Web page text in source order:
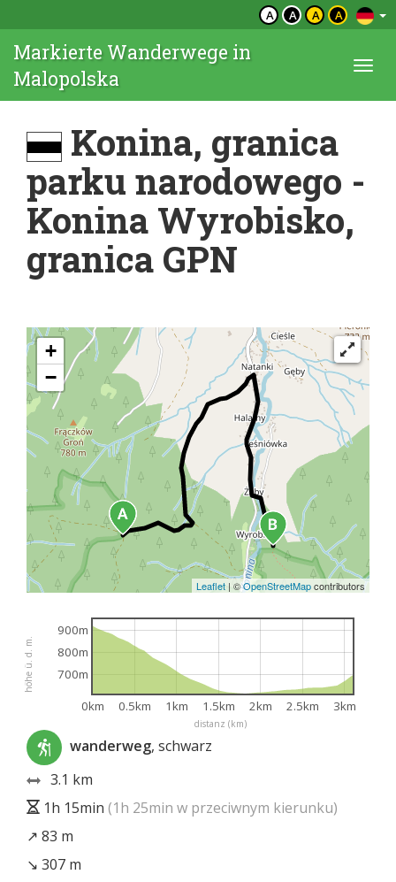
A A A A
Markierte Wanderwege in
Malopolska
Konina, granica
parku narodowego -
Konina Wyrobisko,
granica GPN
+
−
Leaflet | ©OpenStreetMapcontributors
distanz (km)
höhe ü. d. m.
0km 0.5km 1km 1.5km 2km 2.5km 3km
700m
800m
900m
wanderweg, schwarz
3.1 km
1h 15min (1h 25min w przeciwnym kierunku)
↗ 83 m
↘ 307 m